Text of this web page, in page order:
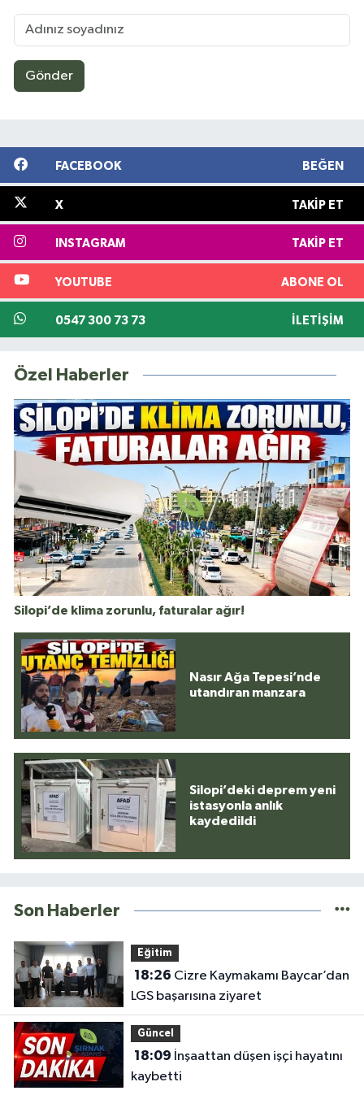
Gönder
FACEBOOK BEĞEN
X TAKIP ET
INSTAGRAM TAKIP ET
YOUTUBE ABONE OL
0547 300 73 73 İLETIŞIM
Özel Haberler
Silopi’de klima zorunlu, faturalar ağır!
Nasır Ağa Tepesi’nde
utandıran manzara
Silopi’deki deprem yeni
istasyonla anlık
kaydedildi
Son Haberler
Eğitim
18:26
LGS başarısına ziyaret
Güncel
18:09
kaybetti